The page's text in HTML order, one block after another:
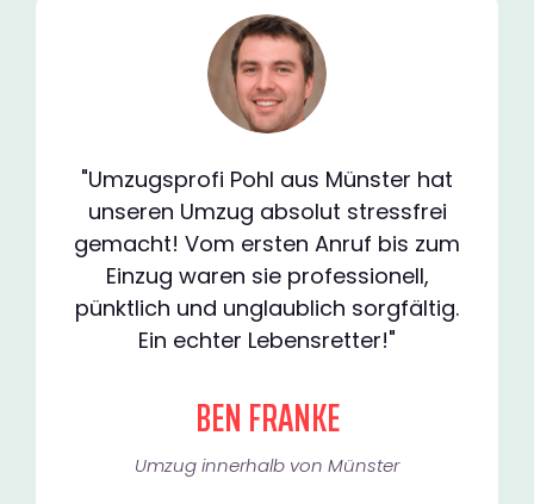
"Umzugsprofi Pohl aus Münster hat
unseren Umzug absolut stressfrei
gemacht! Vom ersten Anruf bis zum
Einzug waren sie professionell,
pünktlich und unglaublich sorgfältig.
Ein echter Lebensretter!"
BEN FRANKE
Umzug innerhalb von Münster​